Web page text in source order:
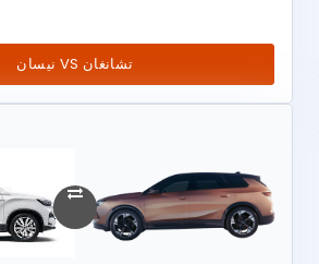
تشانغان VS نيسان